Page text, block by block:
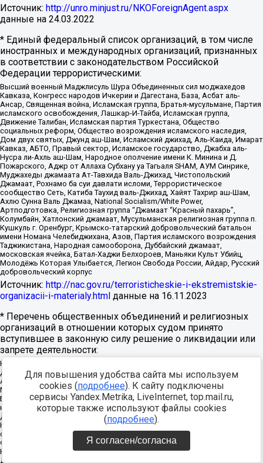
Источник: http://unro.minjust.ru/NKOForeignAgent.aspx
данные на 24.03.2022
* Единый федеральный список организаций, в том числе
иностранных и международных организаций, признанных
в соответствии с законодательством Российской
Федерации террористическими:
Высший военный Маджлисуль Шура Объединенных сил моджахедов
Кавказа, Конгресс народов Ичкерии и Дагестана, База, Асбат аль-
Ансар, Священная война, Исламская группа, Братья-мусульмане, Партия
исламского освобождения, Лашкар-И-Тайба, Исламская группа,
Движение Талибан, Исламская партия Туркестана, Общество
социальных реформ, Общество возрождения исламского наследия,
Дом двух святых, Джунд аш-Шам, Исламский джихад, Аль-Каида, Имарат
Кавказ, АБТО, Правый сектор, Исламское государство, Джабха аль-
Нусра ли-Ахль аш-Шам, Народное ополчение имени К. Минина и Д.
Пожарского, Аджр от Аллаха Субхану уа Тагьаля SHAM, АУМ Синрике,
Муджахеды джамаата Ат-Тавхида Валь-Джихад, Чистопольский
Джамаат, Рохнамо ба суи давлати исломи, Террористическое
сообщество Сеть, Катиба Таухид валь-Джихад, Хайят Тахрир аш-Шам,
Ахлю Сунна Валь Джамаа, National Socialism/White Power,
Артподготовка, Религиозная группа “Джамаат “Красный пахарь”,
Колумбайн, Хатлонский джамаат, Мусульманская религиозная группа п.
Кушкуль г. Оренбург, Крымско-татарский добровольческий батальон
имени Номана Челебиджихана, Азов, Партия исламского возрождения
Таджикистана, Народная самооборона, Дуббайский джамаат,
московская ячейка, Батал-Хаджи Белхороев, Маньяки Культ Убийц,
Молодёжь Которая Улыбается, Легион Свобода России, Айдар, Русский
добровольческий корпус
Источник: http://nac.gov.ru/terroristicheskie-i-ekstremistskie-
organizacii-i-materialy.html данные на 16.11.2023
* Перечень общественных объединений и религиозных
организаций в отношении которых судом принято
вступившее в законную силу решение о ликвидации или
запрете деятельности:
Национал-большевистская партия, ВЕК РА, Рада земли Кубанской
Духовно Родовой Державы Русь, Община Духовного Управления
Асгардской Веси Беловодья, Славянская Община Капища Веды Перуна,
Мужская Духовная Семинария Староверов-Инглингов, Нурджулар, К
Богодержавию, Таблиги Джамаат, Свидетели Иеговы, Русское
национальное единство, Национал-социалистическое общество,
Джамаат мувахидов, Объединенный Вилайат Кабарды, Балкарии и
Карачая, Союз славян, Ат-Такфир Валь-Хиджра, Пит Буль, Национал-
социалистическая рабочая партия России, Славянский союз,
Формат-18, Благородный Орден Дьявола, Армия воли народа,
Национальная Социалистическая Инициатива города Череповца,
Духовно-Родовая Держава Русь, Русское национальное единство,
Для повышения удобства сайта мы используем
cookies (подробнее). К сайту подключены
сервисы Yandex.Metrika, LiveInternet, top.mail.ru,
которые также используют файлы cookies
(подробнее).
Я согласен/согласна